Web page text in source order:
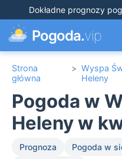
Dokładne prognozy
Pogoda.vip
Strona
główna
> Wyspa
Heleny
Pogoda w
Heleny w
Prognoza Pogoda w